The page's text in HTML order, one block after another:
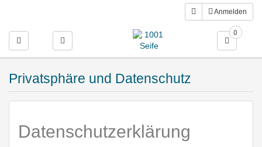
Anmelden
Toggle navigation
0
Privatsphäre und Datenschutz
Datenschutzerklärung